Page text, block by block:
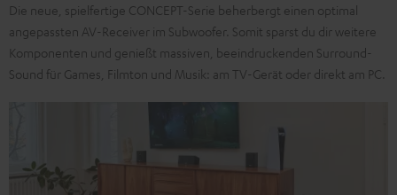
Die neue, spielfertige CONCEPT-Serie beherbergt einen optimal
angepassten AV-Receiver im Subwoofer. Somit sparst du dir weitere
Komponenten und genießt massiven, beeindruckenden Surround-
Sound für Games, Filmton und Musik: am TV-Gerät oder direkt am PC.